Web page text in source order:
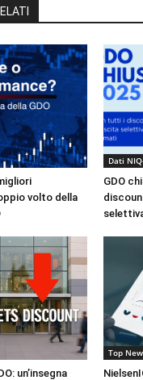
volto della
Dati
GDO
un’insegna
Top